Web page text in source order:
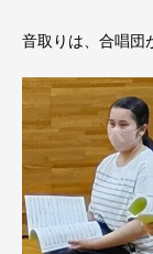
音取りは、合唱団